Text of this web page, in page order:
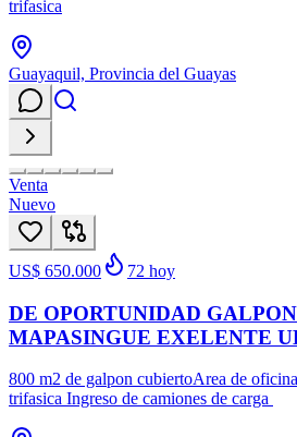
trifasica
Guayaquil, Provincia del Guayas
Venta
Nuevo
US$ 650.000 72 hoy
DE OPORTUNIDAD
MAPASINGUE EXELENTE
800 m2 de galpon cubiertoArea de
trifasica Ingreso de camiones de carga